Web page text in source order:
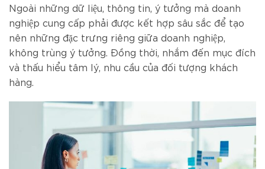
Ngoài những dữ liệu, thông tin, ý tưởng mà doanh
nghiệp cung cấp phải được kết hợp sâu sắc để tạo
nên những đặc trưng riêng giữa doanh nghiệp,
không trùng ý tưởng. Đồng thời, nhắm đến mục đích
và thấu hiểu tâm lý, nhu cầu của đối tượng khách
hàng.